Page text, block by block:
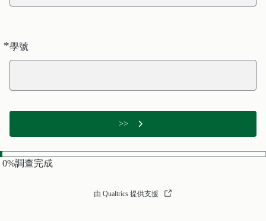
*學號
必
要
>>
0%調查完成
由 Qualtrics 提供支援